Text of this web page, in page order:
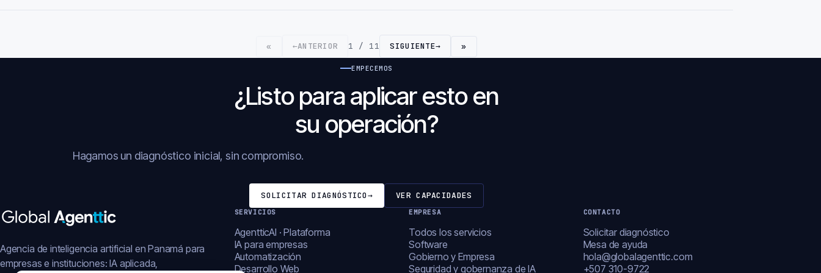
« ←ANTERIOR 1 / 11 SIGUIENTE→ »
EMPECEMOS
¿Listo para aplicar esto en
su operación?
Hagamos un diagnóstico inicial, sin compromiso.
SOLICITAR DIAGNÓSTICO→ VER CAPACIDADES
Agencia de inteligencia artificial en Panamá para
empresas e instituciones: IA aplicada,
SERVICIOS
AgentticAI · Plataforma
IA para empresas
Automatización
Desarrollo Web
EMPRESA
Todos los servicios
Software
Gobierno y Empresa
Seguridad y gobernanza de IA
CONTACTO
Solicitar diagnóstico
Mesa de ayuda
hola@globalagenttic.com
+507 310-9722